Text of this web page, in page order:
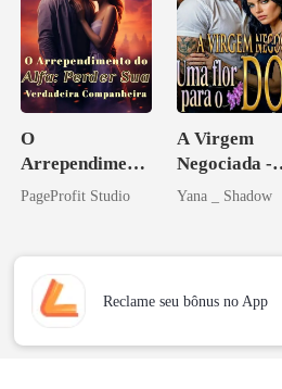
O
Arrependiment
o do Alfa:
Companheira
PageProfit Studio
A Virgem
Negociada -
Uma flor
Yana _ Shadow
Reclame seu bônus no App